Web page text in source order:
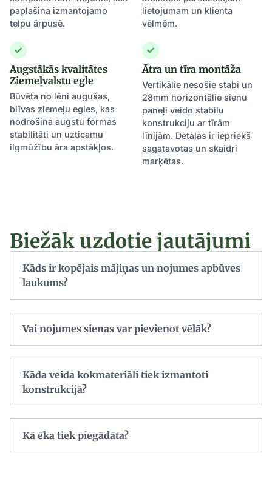
paplašina izmantojamo
telpu ārpusē.
lietojumam un klienta
vēlmēm.
Augstākās kvalitātes
Ziemeļvalstu egle
Būvēta no lēni augušas,
blīvas ziemeļu egles, kas
nodrošina augstu formas
stabilitāti un uzticamu
ilgmūžību āra apstākļos.
Ātra un tīra montāža
Vertikālie nesošie stabi un
28mm horizontālie sienu
paneļi veido stabilu
konstrukciju ar tīrām
līnijām. Detaļas ir iepriekš
sagatavotas un skaidri
marķētas.
Biežāk uzdotie jautājumi
Kāds ir kopējais mājiņas un nojumes apbūves
laukums?
Vai nojumes sienas var pievienot vēlāk?
Kāda veida kokmateriāli tiek izmantoti
konstrukcijā?
Kā ēka tiek piegādāta?